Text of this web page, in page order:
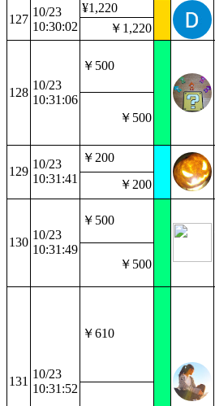
127
10/23
10:30:02
¥1,220
￥1,220
128
10/23
10:31:06
￥500
￥500
129
10/23
10:31:41
￥200
￥200
130
10/23
10:31:49
￥500
￥500
131
10/23
10:31:52
￥610